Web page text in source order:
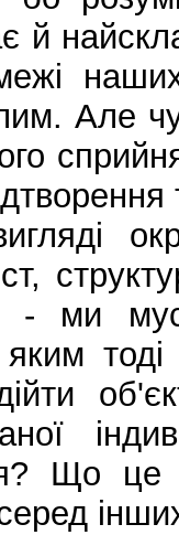
й
Але
- ми
Що